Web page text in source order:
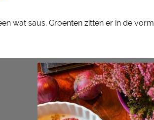
wat saus. Groenten zitten er in de vorm